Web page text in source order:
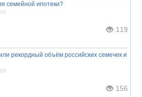
семейной ипотеки?
119
рекордный объём российских семечек и
156